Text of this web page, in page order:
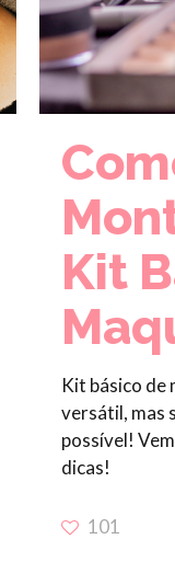
Kit
Kit básico de
versátil, mas
possível!
dicas!
101